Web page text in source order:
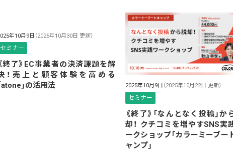
年10月9日 （2025年10月30日 更新）
セミナー
終了》EC事業者の決済課題を解
！売上と顧客体験を高める
atone」の活用法
2025年10月9日 （2025年10月22日 更新）
セミナー
《終了》「なんとなく投稿」か
却！ クチコミを増やすSNS実
ークショップ「カラーミーブー
ャンプ」